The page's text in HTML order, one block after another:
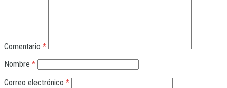
Comentario *
Nombre *
Correo electrónico *